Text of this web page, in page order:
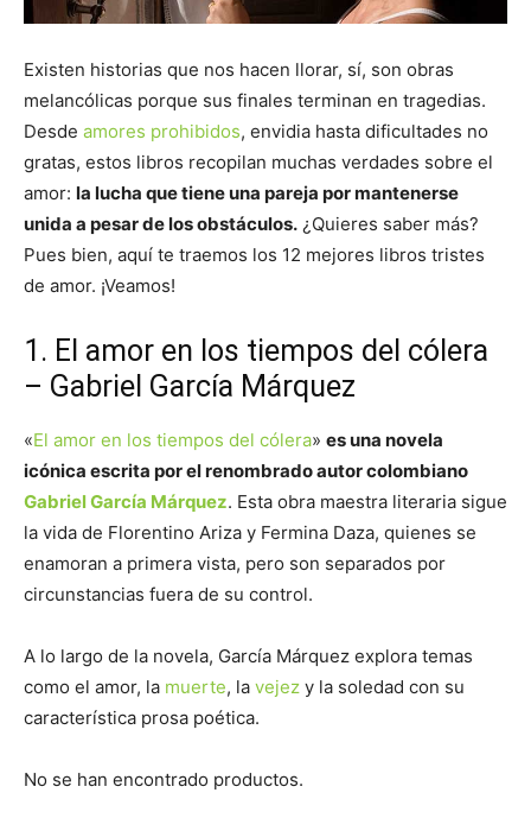
Existen historias que nos hacen llorar, sí, son obras
melancólicas porque sus finales terminan en tragedias.
Desde amores prohibidos, envidia hasta dificultades no
gratas, estos libros recopilan muchas verdades sobre el
amor: la lucha que tiene una pareja por mantenerse
unida a pesar de los obstáculos. ¿Quieres saber más?
Pues bien, aquí te traemos los 12 mejores libros tristes
de amor. ¡Veamos!
1. El amor en los tiempos del cólera
– Gabriel García Márquez
«El amor en los tiempos del cólera» es una novela
icónica escrita por el renombrado autor colombiano
Gabriel García Márquez. Esta obra maestra literaria sigue
la vida de Florentino Ariza y Fermina Daza, quienes se
enamoran a primera vista, pero son separados por
circunstancias fuera de su control.
A lo largo de la novela, García Márquez explora temas
como el amor, la muerte, la vejez y la soledad con su
característica prosa poética.
No se han encontrado productos.